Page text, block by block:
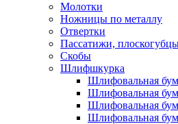
Молотки
Ножницы по металлу
Отвертки
Пассатижи,
Скобы
Шлифшкурка
Шлифовальная
Шлифовальная
Шлифовальная
Шлифовальная